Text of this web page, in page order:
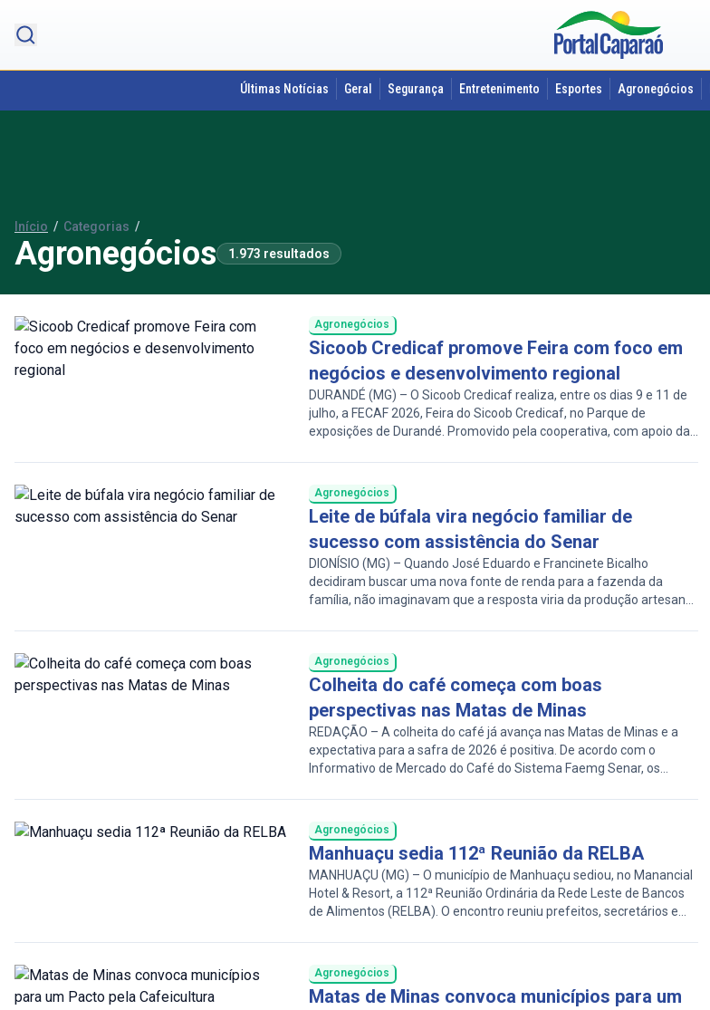
Últimas Notícias Geral Segurança Entretenimento Esportes Agronegócios
Início / Categorias /
Agronegócios 1.973 resultados
Agronegócios
Sicoob Credicaf promove Feira com foco em
negócios e desenvolvimento regional
DURANDÉ (MG) – O Sicoob Credicaf realiza, entre os dias 9 e 11 de
julho, a FECAF 2026, Feira do Sicoob Credicaf, no Parque de
exposições de Durandé. Promovido pela cooperativa, com apoio da
rurais, empresários e parceiros em um ambiente voltado à troca de
experiências, acesso […]
Agronegócios
Leite de búfala vira negócio familiar de
sucesso com assistência do Senar
DIONÍSIO (MG) – Quando José Eduardo e Francinete Bicalho
decidiram buscar uma nova fonte de renda para a fazenda da
família, não imaginavam que a resposta viria da produção artesanal
chegada do programa de Assistência Técnica e Gerencial – ATeG
Agroindústria Derivados Lácteos transformou […]
Agronegócios
Colheita do café começa com boas
perspectivas nas Matas de Minas
REDAÇÃO – A colheita do café já avança nas Matas de Minas e a
expectativa para a safra de 2026 é positiva. De acordo com o
Informativo de Mercado do Café do Sistema Faemg Senar, os
maiores e melhor peneira, o que pode garantir rendimento superior
ao registrado […]
Agronegócios
Manhuaçu sedia 112ª Reunião da RELBA
MANHUAÇU (MG) – O município de Manhuaçu sediou, no Manancial
Hotel & Resort, a 112ª Reunião Ordinária da Rede Leste de Bancos
de Alimentos (RELBA). O encontro reuniu prefeitos, secretários e
segurança alimentar e o apoio à agricultura familiar. Fundada em
2014, a rede permite o […]
Agronegócios
Matas de Minas convoca municípios para um